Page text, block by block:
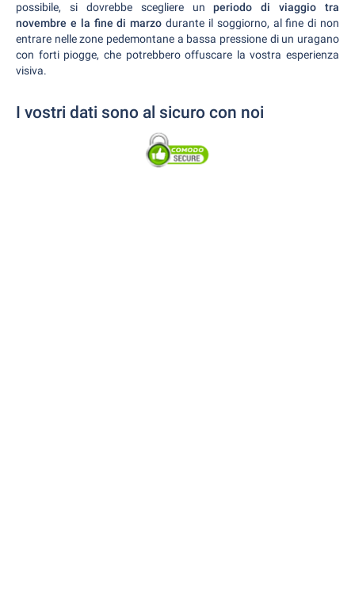
possibile, si dovrebbe scegliere unperiodo di viaggio tra
novembre e la fine di marzo durante il soggiorno, al fine di non
entrare nelle zone pedemontane a bassa pressione di un uragano
con forti piogge, che potrebbero offuscare la vostra esperienza
visiva.
I vostri dati sono al sicuro con noi